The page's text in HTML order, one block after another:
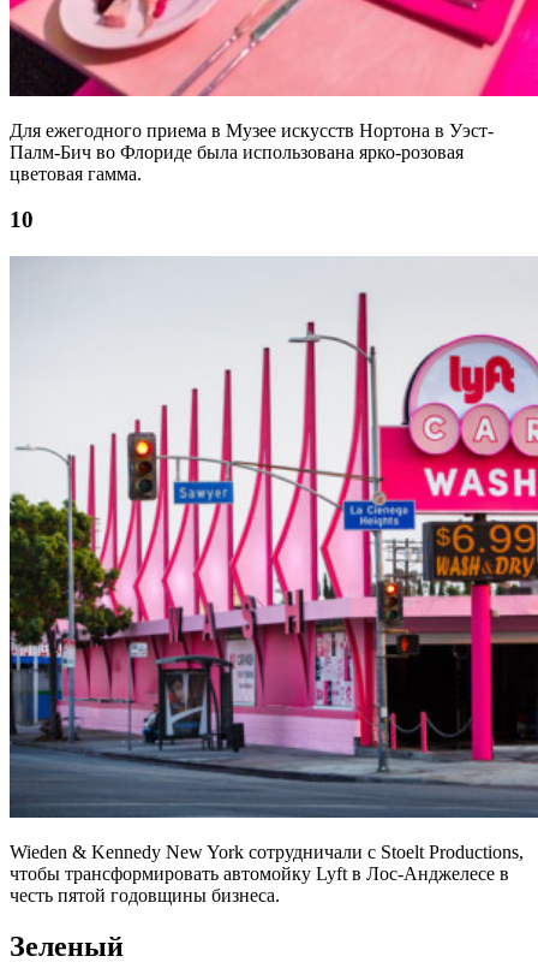
Для ежегодного приема в Музее искусств Нортона в Уэст-
Палм-Бич во Флориде была использована ярко-розовая
цветовая гамма.
10
Wieden & Kennedy New York сотрудничали с Stoelt Productions,
чтобы трансформировать автомойку Lyft в Лос-Анджелесе в
честь пятой годовщины бизнеса.
Зеленый